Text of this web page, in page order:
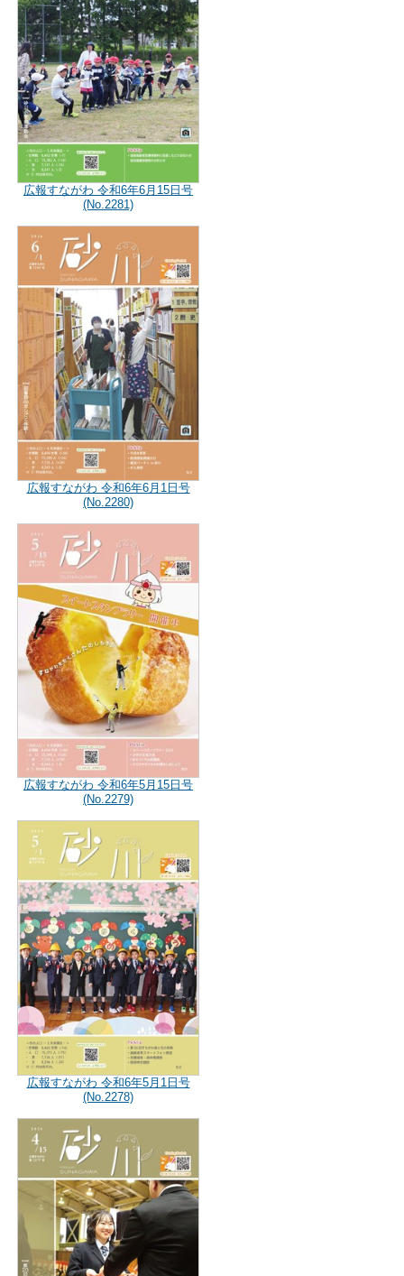
広報すながわ 令和6年6月15日号
(No.2281)
広報すながわ 令和6年6月1日号
(No.2280)
広報すながわ 令和6年5月15日号
(No.2279)
広報すながわ 令和6年5月1日号
(No.2278)